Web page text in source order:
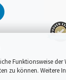
Funktionsweise der
zu können. Weitere